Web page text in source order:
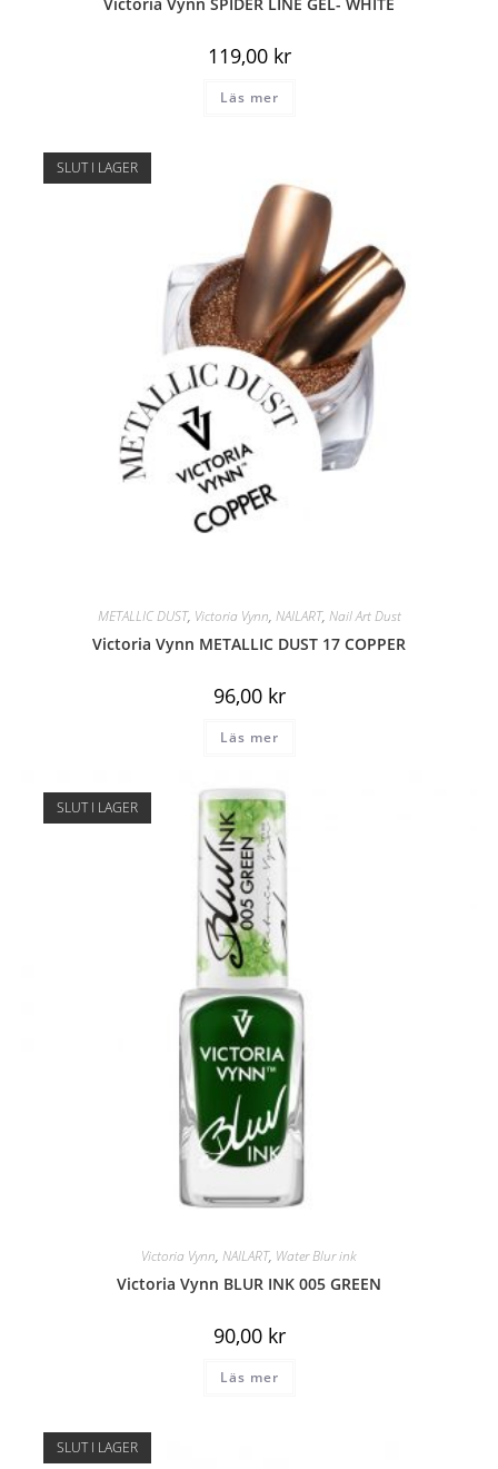
119,00 kr
Läs mer
SLUT I LAGER
METALLIC DUST, Victoria Vynn, NAILART, Nail Art Dust
Victoria Vynn METALLIC DUST 17 COPPER
96,00 kr
Läs mer
SLUT I LAGER
Victoria Vynn, NAILART, Water Blur ink
Victoria Vynn BLUR INK 005 GREEN
90,00 kr
Läs mer
SLUT I LAGER